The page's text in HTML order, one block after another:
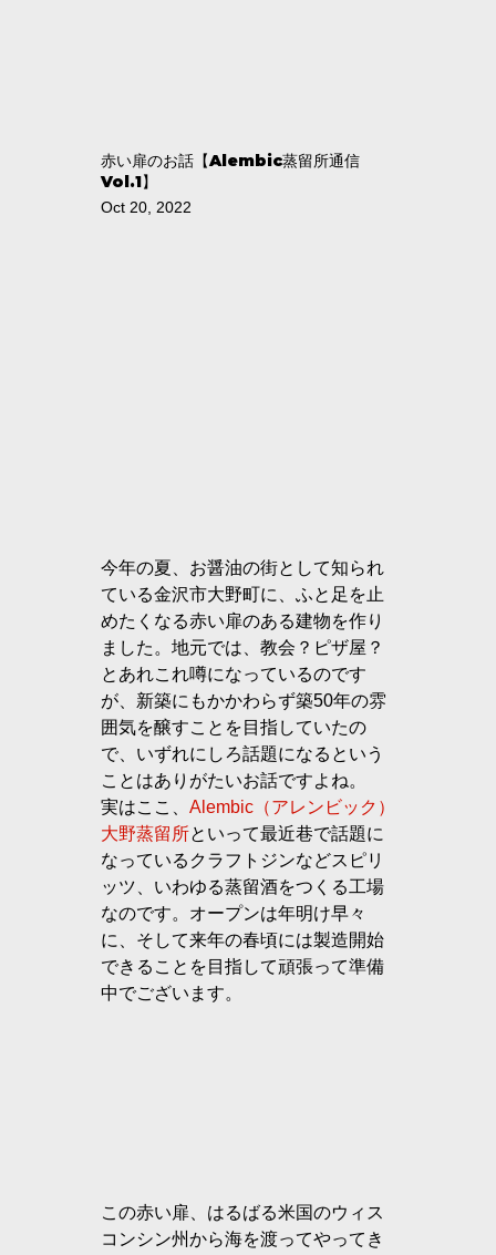
赤い扉のお話【Alembic蒸留所通信
Vol.1】
Oct 20, 2022
今年の夏、お醤油の街として知られ
ている金沢市大野町に、ふと足を止
めたくなる赤い扉のある建物を作り
ました。地元では、教会？ピザ屋？
とあれこれ噂になっているのです
が、新築にもかかわらず築50年の雰
囲気を醸すことを目指していたの
で、いずれにしろ話題になるという
ことはありがたいお話ですよね。
実はここ、 Alembic（アレンビック）
大野蒸留所といって最近巷で話題に
なっているクラフトジンなどスピリ
ッツ、いわゆる蒸留酒をつくる工場
なのです。オープンは年明け早々
に、そして来年の春頃には製造開始
できることを目指して頑張って準備
中でございます。
この赤い扉、はるばる米国のウィス
コンシン州から海を渡ってやってき